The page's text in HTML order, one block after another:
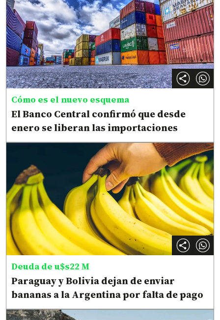
Cómo es el nuevo esquema
El Banco Central confirmó que desde
enero se liberan las importaciones
Deuda de u$s22 M
Paraguay y Bolivia dejan de enviar
bananas a la Argentina por falta de pago